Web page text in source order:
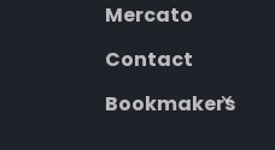
Mercato
Contact
Bookmakers